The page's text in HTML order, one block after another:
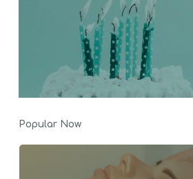
Popular Now